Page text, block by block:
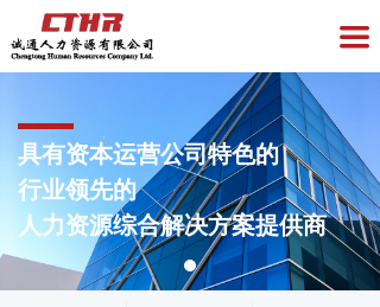
끀
首页
企业服务
员工服务
资讯与洞察
招聘专区
关于我们
具有资本运营公司特色的
行业领先的
人力资源综合解决方案提供商